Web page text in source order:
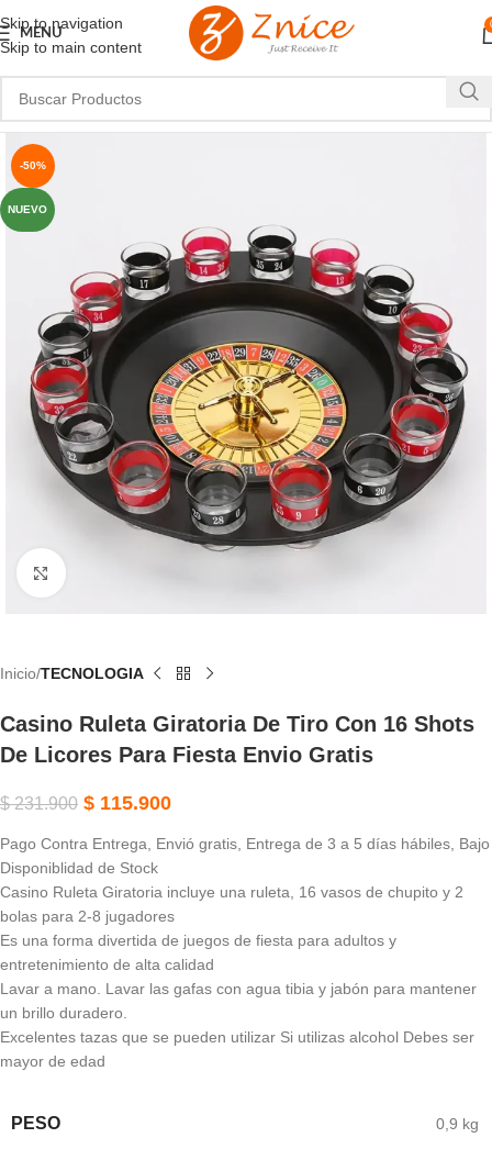
Skip to navigation
Skip to main content
MENU
-50%
NUEVO
Inicio TECNOLOGIA
Casino Ruleta Giratoria De Tiro Con 16 Shots
De Licores Para Fiesta Envio Gratis
$231.900 $ 115.900
Pago Contra Entrega, Envió gratis, Entrega de 3 a 5 días hábiles, Bajo
Disponiblidad de Stock
Casino Ruleta Giratoria incluye una ruleta, 16 vasos de chupito y 2
bolas para 2-8 jugadores
Es una forma divertida de juegos de fiesta para adultos y
entretenimiento de alta calidad
Lavar a mano. Lavar las gafas con agua tibia y jabón para mantener
un brillo duradero.
Excelentes tazas que se pueden utilizar Si utilizas alcohol Debes ser
mayor de edad
PESO 0,9 kg